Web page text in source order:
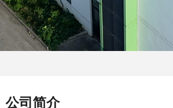
公司简介